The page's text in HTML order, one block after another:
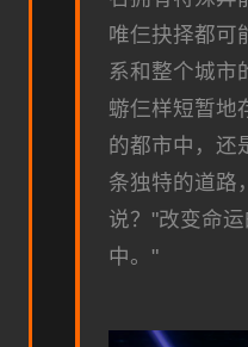
唯仨抉择都可
系和整个城市
蝣仨样短暂地
的都市中，还
条独特的道路
说？"改变命
中。"